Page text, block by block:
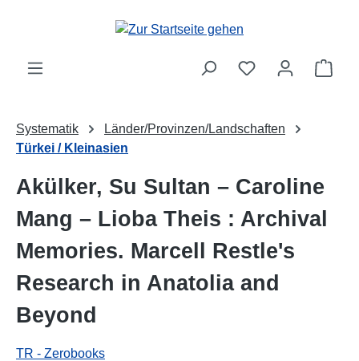
Zum Hauptinhalt springen
Systematik
Länder/Provinzen/Landschaften
Türkei / Kleinasien
Akülker, Su Sultan – Caroline
Mang – Lioba Theis : Archival
Memories. Marcell Restle's
Research in Anatolia and
Beyond
TR - Zerobooks